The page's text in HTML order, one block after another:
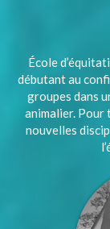
École
débutant au
groupes dans
animalier. Pour
nouvelles